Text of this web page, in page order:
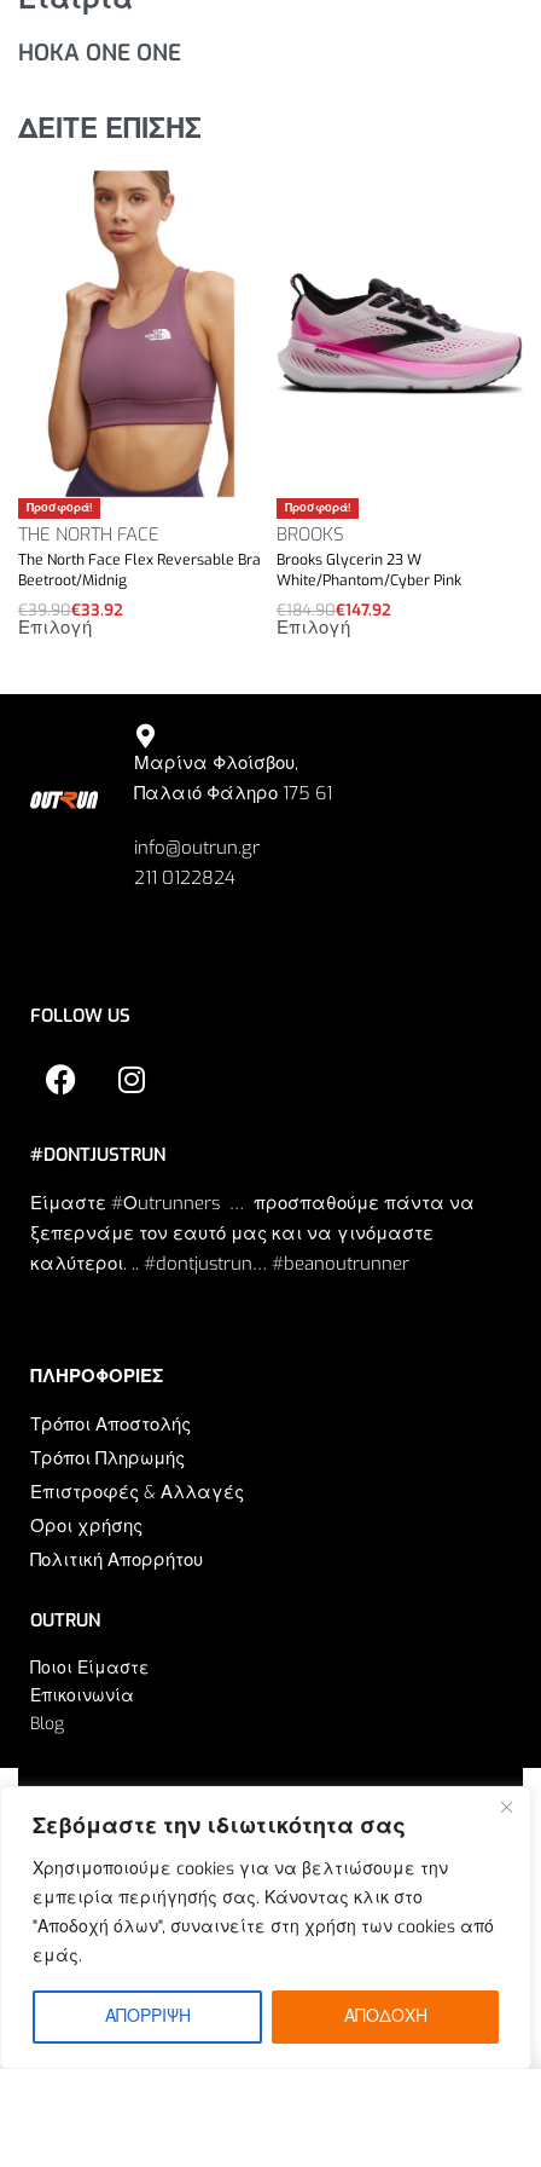
Σεβόμαστε την ιδιωτικότητα σας
Χρησιμοποιούμε cookies για να βελτιώσουμε την
εμπειρία περιήγησής σας. Κάνοντας κλικ στο
"Αποδοχή όλων", συναινείτε στη χρήση των cookies από
εμάς.
ΑΠΟΡΡΙΨΗ ΑΠΟΔΟΧΗ
Ανακλαστικές λεπτομέρειες με φιλμ λάμψης
Ενδιάμεση σόλα SCF EVA
Πρώιμο στάδιο MetaRocker™
Ασύμμετρη κατασκευή ενδιάμεσης σόλας
Ανθεκτική σόλα υψηλής τριβής
HOKA ONE ONE
ΔΕΙΤΕ ΕΠΙΣΗΣ
Προσφορά!
THE NORTH FACE
The North Face Flex Reversable Bra
Beetroot/Midnig
€39.90€33.92
Επιλογή
Προσφορά!
BROOKS
Brooks Glycerin 23 W
White/Phantom/Cyber Pink
€184.90€147.92
Επιλογή
Μαρίνα Φλοίσβου,
Παλαιό Φάληρο 175 61
info@outrun.gr
211 0122824
FOLLOW US
#DONTJUSTRUN
Είμαστε #Οutrunners … προσπαθούμε πάντα να
ξεπερνάμε τον εαυτό μας και να γινόμαστε
καλύτεροι. .. #dontjustrun… #beanoutrunner
ΠΛΗΡΟΦΟΡΙΕΣ​
Τρόποι Αποστολής
Τρόποι Πληρωμής
Επιστροφές & Αλλαγές
Όροι χρήσης
Πολιτική Απορρήτου
OUTRUN
Ποιοι Είμαστε
Επικοινωνία
Blog
ETOUCH